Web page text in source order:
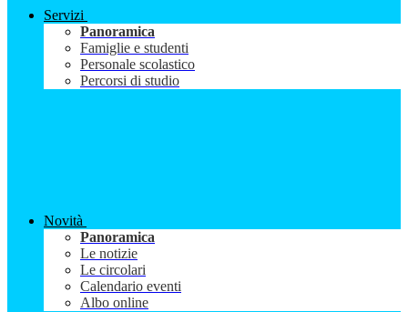
Servizi
Panoramica
Famiglie e studenti
Personale scolastico
Percorsi di studio
Novità
Panoramica
Le notizie
Le circolari
Calendario eventi
Albo online